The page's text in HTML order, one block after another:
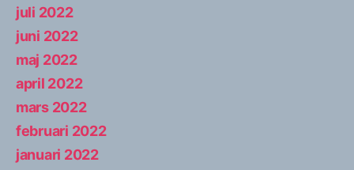
juli 2022
juni 2022
maj 2022
april 2022
mars 2022
februari 2022
januari 2022